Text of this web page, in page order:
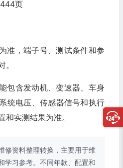
444页
准，端子号、测试条件和参
包含发动机、变速器、车身
统电压、传感器信号和执行
实测结果为准。
修资料整理转换，主要用于维
学习参考。不同年款、配置和